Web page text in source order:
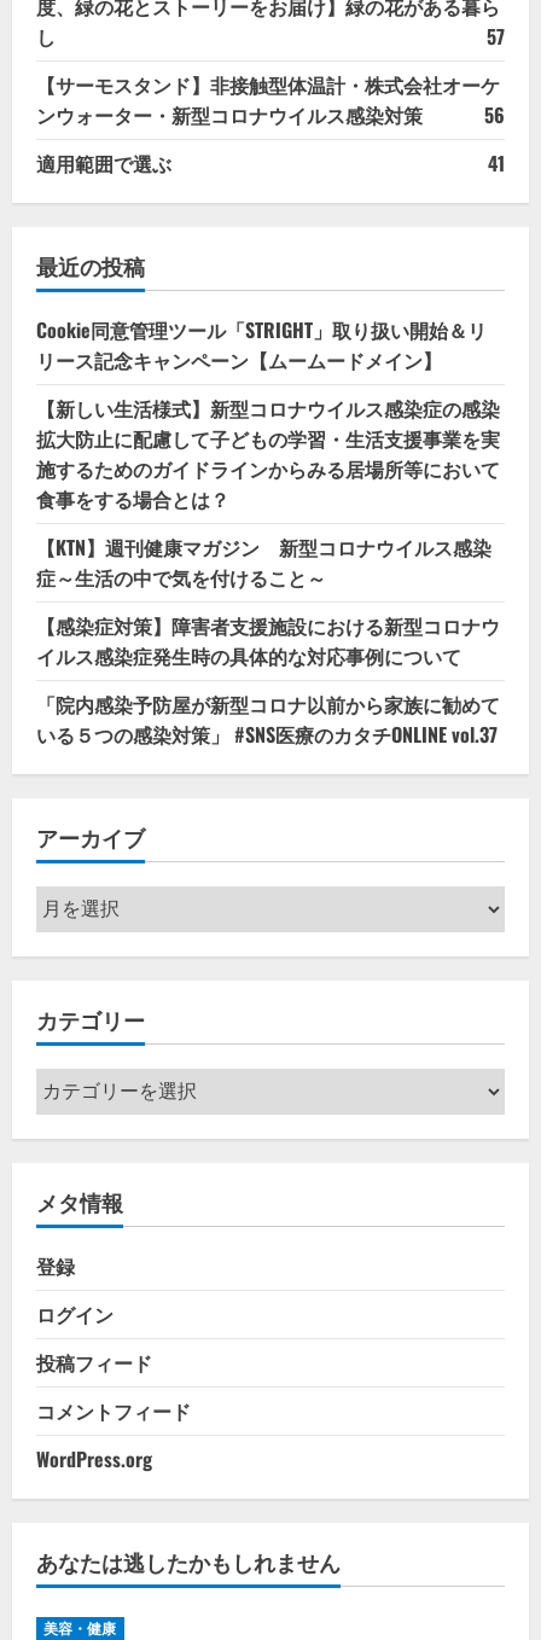
し
57
【サーモスタンド】非接触型体温計・株式会社オーケ
ンウォーター・新型コロナウイルス感染対策
56
適用範囲で選ぶ
41
最近の投稿
Cookie同意管理ツール「STRIGHT」取り扱い開始＆リ
リース記念キャンペーン【ムームードメイン】
【新しい生活様式】新型コロナウイルス感染症の感染
拡大防止に配慮して子どもの学習・生活支援事業を実
施するためのガイドラインからみる居場所等において
食事をする場合とは？
【KTN】週刊健康マガジン 新型コロナウイルス感染
症～生活の中で気を付けること～
【感染症対策】障害者支援施設における新型コロナウ
イルス感染症発生時の具体的な対応事例について
「院内感染予防屋が新型コロナ以前から家族に勧めて
いる５つの感染対策」 #SNS医療のカタチONLINE vol.37
アーカイブ
ア
ー
カ
ブ
カテゴリー
カ
テ
ゴ
ー
メタ情報
登録
ログイン
投稿フィード
コメントフィード
WordPress.org
あなたは逃したかもしれません
美容・健康